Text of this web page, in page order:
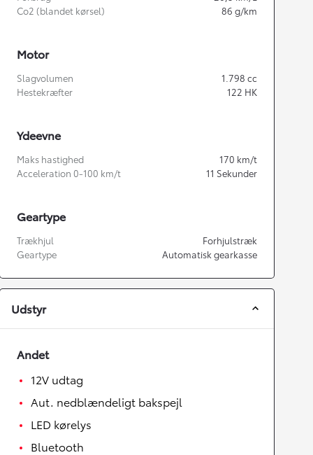
Co2 (blandet kørsel)
86 g/km
Motor
Slagvolumen 1.798 cc
Hestekræfter
122 HK
Ydeevne
Maks hastighed 170 km/t
Acceleration 0-100 km/t
11 Sekunder
Geartype
Trækhjul
Forhjulstræk
Geartype
Automatisk gearkasse
Udstyr
Andet
12V udtag
Aut. nedblændeligt bakspejl
LED kørelys
Bluetooth